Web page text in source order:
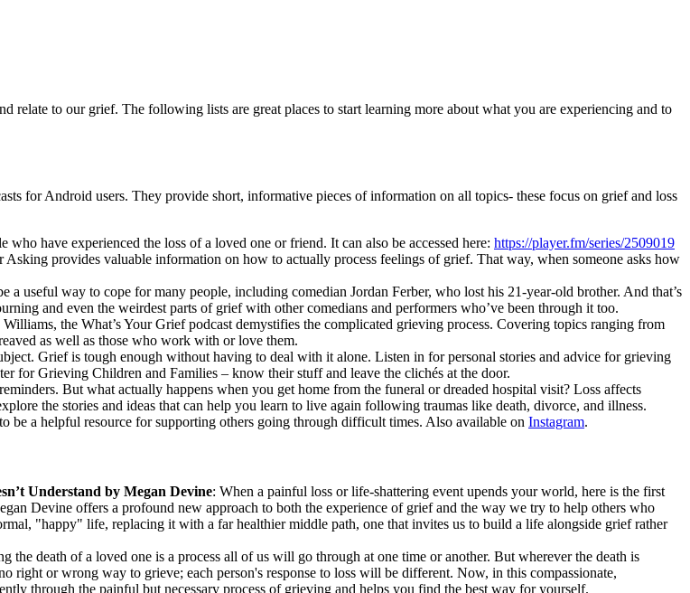
relate to our grief. The following lists are great places to start learning more about what you are experiencing and to
for Android users. They provide short, informative pieces of information on all topics- these focus on grief and loss
have experienced the loss of a loved one or friend. It can also be accessed here: https://player.fm/series/2509019
provides valuable information on how to actually process feelings of grief. That way, when someone asks how
a useful way to cope for many people, including comedian Jordan Ferber, who lost his 21-year-old brother. And that’s
and even the weirdest parts of grief with other comedians and performers who’ve been through it too.
the What’s Your Grief podcast demystifies the complicated grieving process. Covering topics ranging from
as well as those who work with or love them.
Grief is tough enough without having to deal with it alone. Listen in for personal stories and advice for grieving
for Grieving Children and Families – know their stuff and leave the clichés at the door.
But what actually happens when you get home from the funeral or dreaded hospital visit? Loss affects
the stories and ideas that can help you learn to live again following traumas like death, divorce, and illness.
be a helpful resource for supporting others going through difficult times. Also available on Instagram.
Understand by Megan Devine: When a painful loss or life-shattering event upends your world, here is the first
Devine offers a profound new approach to both the experience of grief and the way we try to help others who
"happy" life, replacing it with a far healthier middle path, one that invites us to build a life alongside grief rather
the death of a loved one is a process all of us will go through at one time or another. But wherever the death is
right or wrong way to grieve; each person's response to loss will be different. Now, in this compassionate,
through the painful but necessary process of grieving and helps you find the best way for yourself.